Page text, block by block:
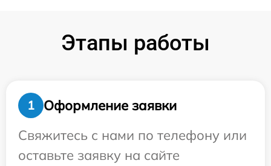
Этапы работы
1
Оформление заявки
Свяжитесь с нами по телефону или
оставьте заявку на сайте